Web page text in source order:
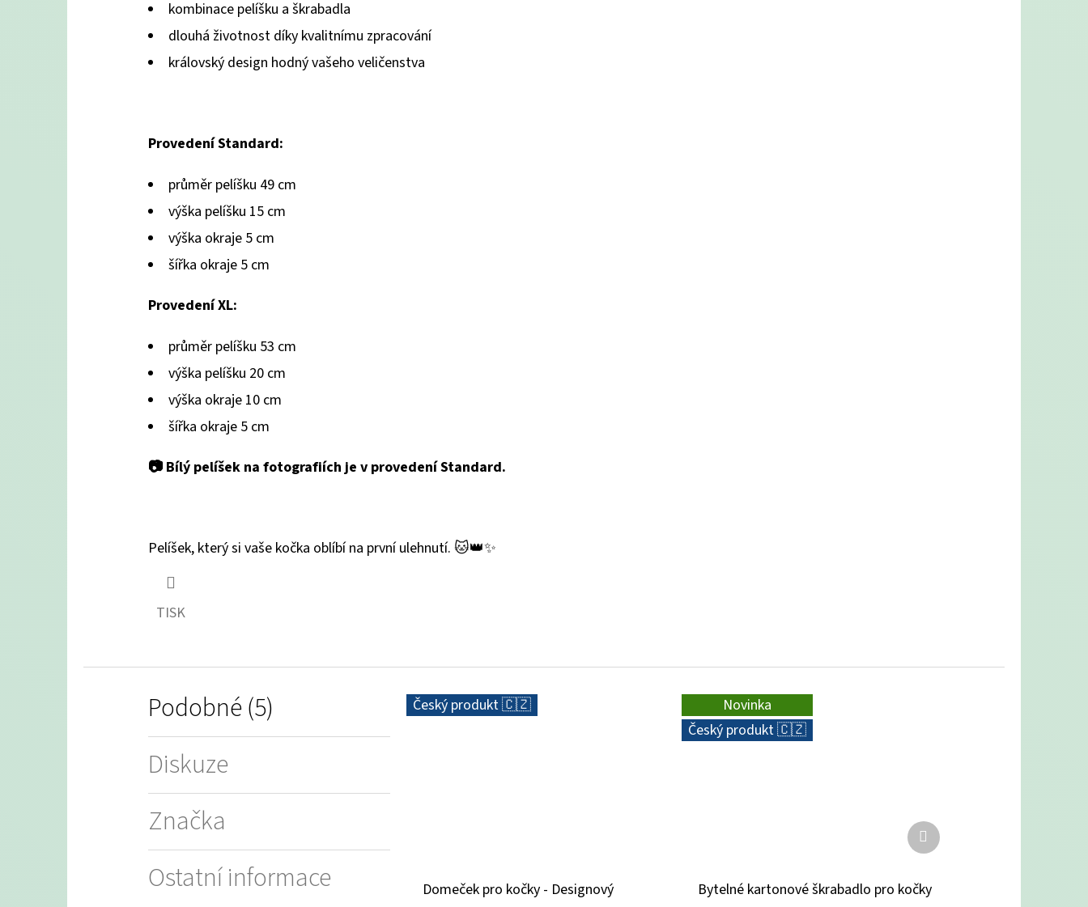
kombinace pelíšku a škrabadla
dlouhá životnost díky kvalitnímu zpracování
královský design hodný vašeho veličenstva
Provedení Standard:
průměr pelíšku 49 cm
výška pelíšku 15 cm
výška okraje 5 cm
šířka okraje 5 cm
Provedení XL:
průměr pelíšku 53 cm
výška pelíšku 20 cm
výška okraje 10 cm
šířka okraje 5 cm
📷 Bílý pelíšek na fotografiích je v provedení Standard.
Pelíšek, který si vaše kočka oblíbí na první ulehnutí. 🐱👑✨
TISK
Podobné (5)
Diskuze
Značka
Ostatní informace
Český produkt 🇨🇿
Domeček pro kočky - Designový
Novinka
Český produkt 🇨🇿
Bytelné kartonové škrabadlo pro kočky
Další
produkt